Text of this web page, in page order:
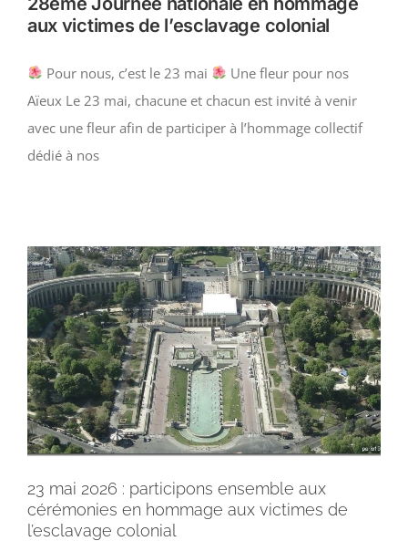
aux victimes de l’esclavage colonial
Pour nous, c’est le 23 mai
Une fleur pour nos
Aïeux Le 23 mai, chacune et chacun est invité à venir
avec une fleur afin de participer à l’hommage collectif
dédié à nos
23 mai 2026 : participons ensemble aux
cérémonies en hommage aux victimes de
l’esclavage colonial